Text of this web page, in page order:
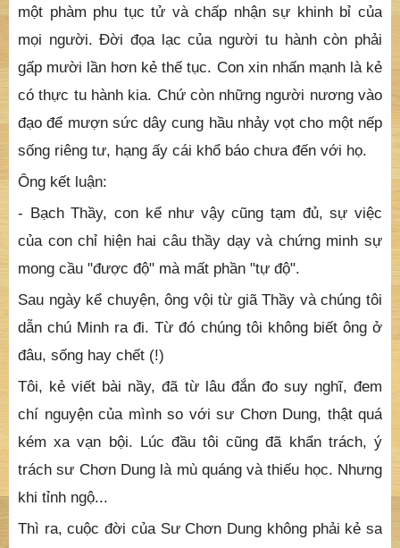
trên mặt đất, trên lá cây hai bên truông rừng. Báo hại
quí bà, quí chú sợ đến xanh người. Mình chúng con
dính đầy phân cọp. Chắc thầy biết cái thối của phân
cọp được liệt vào hạng nhứt. Cũng may sự dọa dẫm
ấy chỉ trong vòng đoạn đường ngắn là hết.
Từ đó, đời con phải chấp nhận cái khổ gian truân của
một phàm phu tục tử và chấp nhận sự khinh bỉ của
mọi người. Đời đọa lạc của người tu hành còn phải
gấp mười lần hơn kẻ thế tục. Con xin nhấn mạnh là kẻ
có thực tu hành kia. Chứ còn những người nương vào
đạo để mượn sức dây cung hầu nhảy vọt cho một nếp
sống riêng tư, hạng ấy cái khổ báo chưa đến với họ.
Ông kết luận:
- Bạch Thầy, con kể như vậy cũng tạm đủ, sự việc
của con chỉ hiện hai câu thầy dạy và chứng minh sự
mong cầu "được độ" mà mất phần "tự độ".
Sau ngày kể chuyện, ông vội từ giã Thầy và chúng tôi
dẫn chú Minh ra đi. Từ đó chúng tôi không biết ông ở
đâu, sống hay chết (!)